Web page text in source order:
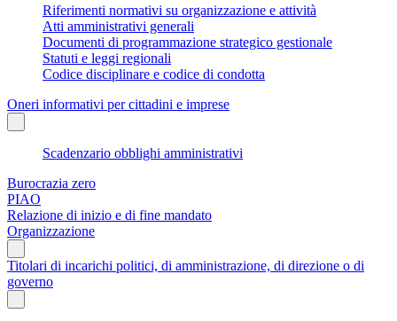
Riferimenti normativi su organizzazione e attività
Atti amministrativi generali
Documenti di programmazione strategico gestionale
Statuti e leggi regionali
Codice disciplinare e codice di condotta
Oneri informativi per cittadini e imprese
Scadenzario obblighi amministrativi
Burocrazia zero
PIAO
Relazione di inizio e di fine mandato
Organizzazione
Titolari di incarichi politici, di amministrazione, di direzione o di
governo